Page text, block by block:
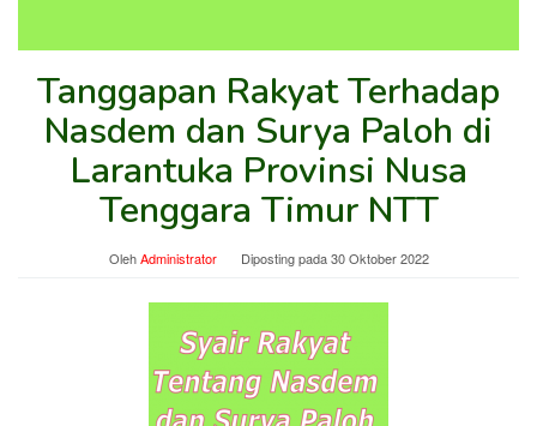
Tanggapan Rakyat Terhadap
Nasdem dan Surya Paloh di
Larantuka Provinsi Nusa
Tenggara Timur NTT
OlehAdministrator Diposting pada30 Oktober 2022